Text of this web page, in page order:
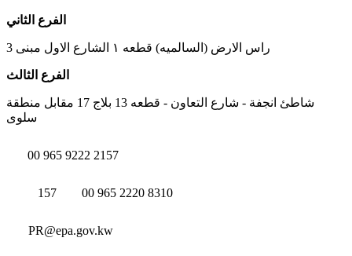
الفرع الثاني
راس الارض (السالميه) قطعه ١ الشارع الاول مبنى 3
الفرع الثالث
شاطئ انجفة - شارع التعاون - قطعه 13 بلاج 17 مقابل منطقة
سلوى
00 965 9222 2157
157 00 965 2220 8310
PR@epa.gov.kw